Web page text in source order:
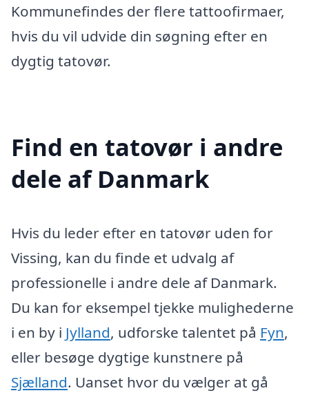
Kommunefindes der flere tattoofirmaer,
hvis du vil udvide din søgning efter en
dygtig tatovør.
Find en tatovør i andre
dele af Danmark
Hvis du leder efter en tatovør uden for
Vissing, kan du finde et udvalg af
professionelle i andre dele af Danmark.
Du kan for eksempel tjekke mulighederne
i en by i Jylland, udforske talentet på Fyn,
eller besøge dygtige kunstnere på
Sjælland. Uanset hvor du vælger at gå